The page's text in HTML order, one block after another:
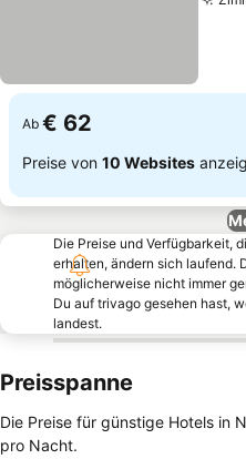
Ab € 62
Preise von 10 Websites
Die Preise und Verfügbarkeit,
erhalten, ändern sich laufend.
möglicherweise nicht immer
Du auf trivago gesehen hast,
landest.
Preisspanne
Die Preise für günstige Hotels in
pro Nacht.